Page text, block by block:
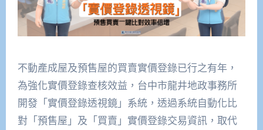
不動產成屋及預售屋的買賣實價登錄已行之有年，
為強化實價登錄查核效益，台中市龍井地政事務所
開發「實價登錄透視鏡」系統，透過系統自動化比
對「預售屋」及「買賣」實價登錄交易資訊，取代